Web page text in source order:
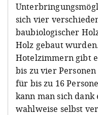
sich vier
baubiologischer
Holz gebaut
Hotelzimmern gibt
bis zu vier
für bis zu 16
kann man sich
wahlweise selbst